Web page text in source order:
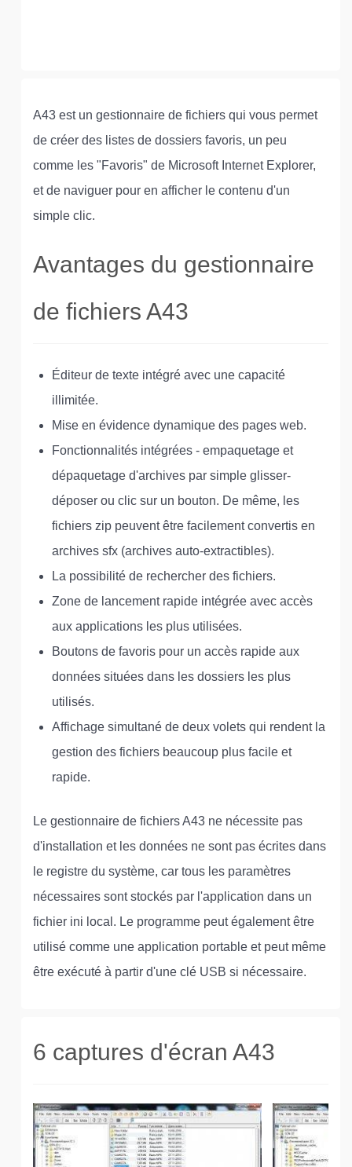
A43 est un gestionnaire de fichiers qui vous permet
de créer des listes de dossiers favoris, un peu
comme les "Favoris" de Microsoft Internet Explorer,
et de naviguer pour en afficher le contenu d'un
simple clic.
Avantages du gestionnaire
de fichiers A43
Éditeur de texte intégré avec une capacité
illimitée.
Mise en évidence dynamique des pages web.
Fonctionnalités intégrées - empaquetage et
dépaquetage d'archives par simple glisser-
déposer ou clic sur un bouton. De même, les
fichiers zip peuvent être facilement convertis en
archives sfx (archives auto-extractibles).
La possibilité de rechercher des fichiers.
Zone de lancement rapide intégrée avec accès
aux applications les plus utilisées.
Boutons de favoris pour un accès rapide aux
données situées dans les dossiers les plus
utilisés.
Affichage simultané de deux volets qui rendent la
gestion des fichiers beaucoup plus facile et
rapide.
Le gestionnaire de fichiers A43 ne nécessite pas
d'installation et les données ne sont pas écrites dans
le registre du système, car tous les paramètres
nécessaires sont stockés par l'application dans un
fichier ini local. Le programme peut également être
utilisé comme une application portable et peut même
être exécuté à partir d'une clé USB si nécessaire.
6 captures d'écran A43